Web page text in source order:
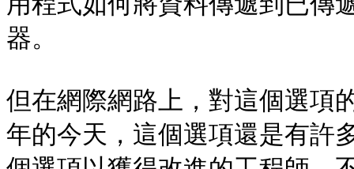
器。
但在網際網路上，對這個選項
年的今天，這個選項還是有